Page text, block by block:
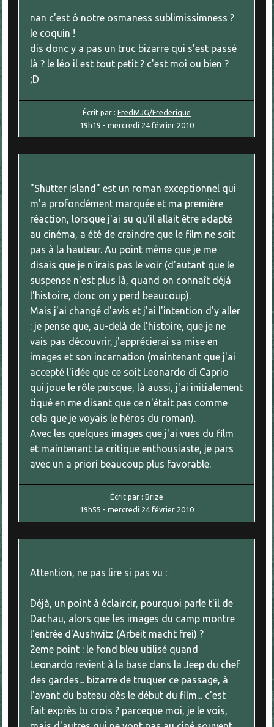
nan c'est ô notre osmaness sublimissimness ?
le coquin !
dis donc y a pas un truc bizarre qui s'est passé
là ? le léo il est tout petit ? c'est moi ou bien ?
;D
Écrit par :FredMJG/Frederique
19h19 -mercredi 24 février 2010
"Shutter Island" est un roman exceptionnel qui
m'a profondément marquée et ma première
réaction, lorsque j'ai su qu'il allait être adapté
au cinéma, a été de craindre que le film ne soit
pas à la hauteur. Au point même que je me
disais que je n'irais pas le voir (d'autant que le
suspense n'est plus là, quand on connaît déjà
l'histoire, donc on y perd beaucoup).
Mais j'ai changé d'avis et j'ai l'intention d'y aller
: je pense que, au-delà de l'histoire, que je ne
vais pas découvrir, j'apprécierai sa mise en
images et son incarnation (maintenant que j'ai
accepté l'idée que ce soit Leonardo di Caprio
qui joue le rôle puisque, là aussi, j'ai initialement
tiqué en me disant que ce n'était pas comme
cela que je voyais le héros du roman).
Avec les quelques images que j'ai vues du film
et maintenant ta critique enthousiaste, je pars
avec un a priori beaucoup plus favorable.
Écrit par :Brize
19h55 -mercredi 24 février 2010
Attention, ne pas lire si pas vu :
Déjà, un point à éclaircir, pourquoi parle t'il de
Dachau, alors que les images du camp montre
l'entrée d'Aushwitz (Arbeit macht frei) ?
2eme point : le fond bleu utilisé quand
Leonardo revient à la base dans la Jeep du chef
des gardes... bizarre de truquer ce passage, à
l'avant du bateau dès le début du film... c'est
fait exprès tu crois ? parceque moi, je le vois,